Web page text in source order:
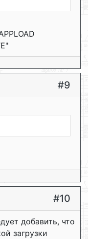
#9
#10
добавить, что
загрузки